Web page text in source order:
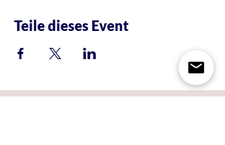
Teile dieses Event